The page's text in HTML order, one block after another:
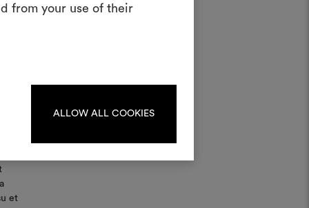
from your use of their
ALLOW ALL COOKIES
et
pour donner vie à vos idées et
S'IDENTIFIER